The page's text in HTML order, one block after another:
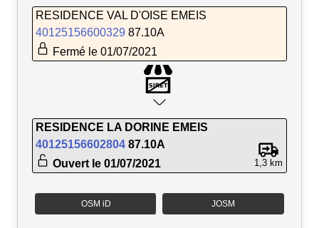
RESIDENCE VAL D'OISE EMEIS
40125156600329 87.10A
Fermé le 01/07/2021
RESIDENCE LA DORINE EMEIS
40125156602804 87.10A
Ouvert le 01/07/2021
1,3 km
OSM iD JOSM